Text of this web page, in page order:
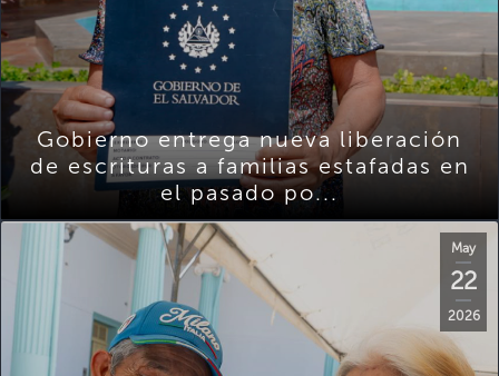
Gobierno entrega nueva liberación
de escrituras a familias estafadas en
el pasado po...
May
22
2026